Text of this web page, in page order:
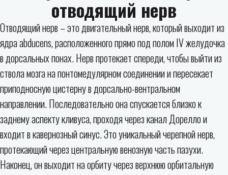
отводящий нерв
Отводящий нерв – это двигательный нерв, который выходит из
ядра abducens, расположенного прямо под полом IV желудочка
в дорсальных понах. Нерв протекает спереди, чтобы выйти из
ствола мозга на понтомедулярном соединении и пересекает
приподносную цистерну в дорсально-вентральном
направлении. Последовательно она спускается близко к
заднему аспекту кливуса, проходя через канал Дорелло и
входит в кавернозный синус. Это уникальный черепной нерв,
протекающий через центральную венозную часть пазухи.
Наконец, он выходит на орбиту через верхнюю орбитальную